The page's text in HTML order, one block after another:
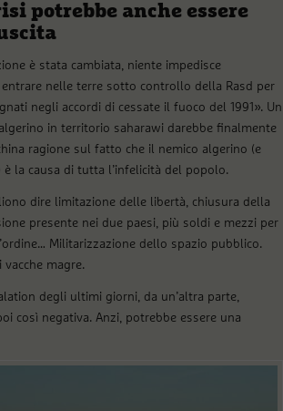
potrebbe anche essere
è stata cambiata, niente impedisce
entrare nelle terre sotto controllo della Rasd per
negli accordi di cessate il fuoco del 1991». Un
in territorio saharawi darebbe finalmente
ragione sul fatto che il nemico algerino (e
la causa di tutta l’infelicità del popolo.
dire limitazione delle libertà, chiusura della
presente nei due paesi, più soldi e mezzi per
Militarizzazione dello spazio pubblico.
magre.
degli ultimi giorni, da un’altra parte,
così negativa. Anzi, potrebbe essere una